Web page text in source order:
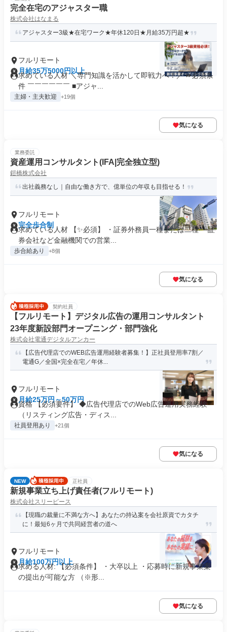
完全在宅のアジャスター職
株式会社はなまる
アジャスター3級★在宅ワーク★年休120日★月給35万円超★
フルリモート
月給35万5000円以上
求めている人材 ＼専門知識を活かして即戦力へ！／ ⏩必須条
件 ￣￣￣￣￣￣ ■アジャ...
主婦・主夫歓迎 +19個
気になる
業務委託
資産運用コンサルタント(IFA|完全独立型)
鎧橋株式会社
出社義務なし｜自由な働き方で、億単位の年収も目指せる！
フルリモート
完全歩合制
求めている人材 【✨必須】 ・証券外務員一種または二種 ・証
券会社など金融機関での営業...
歩合給あり +8個
気になる
契約社員
【フルリモート】デジタル広告の運用コンサルタント
23年度新設部門オープニング・部門強化
株式会社電通デジタルアンカー
【広告代理店でのWEB広告運用経験者募集！】正社員登用率7割／
電通G／全国×完全在宅／年休...
フルリモート
月給25万円～50万円
資格 【必須要件】 ◆広告代理店でのWeb広告運用実務経験
（リスティング広告・ディス...
社員登用あり +21個
気になる
NEW 正社員
新規事業立ち上げ責任者(フルリモート)
株式会社スリーピース
【現職の裁量に不満な方へ】あなたの持込案を会社原資でカタチ
に！最短6ヶ月で共同経営者の道へ
フルリモート
月給100万円以上
求める人材: 【必須条件】 ・大卒以上 ・応募時に新規事業案
の提出が可能な方 （※形...
気になる